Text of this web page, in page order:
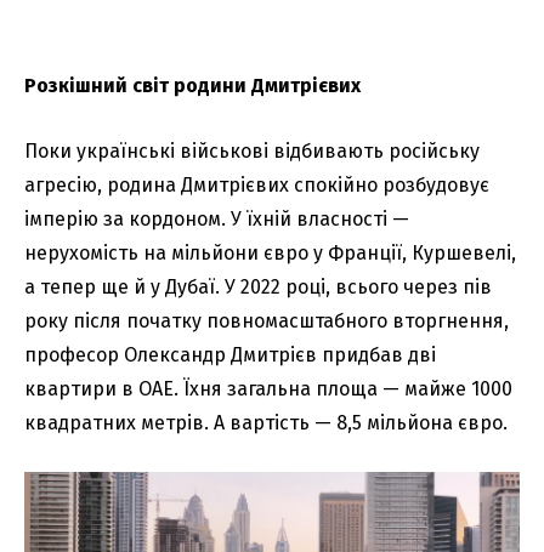
Розкішний світ родини Дмитрієвих
Поки українські військові відбивають російську
агресію, родина Дмитрієвих спокійно розбудовує
імперію за кордоном. У їхній власності —
нерухомість на мільйони євро у Франції, Куршевелі,
а тепер ще й у Дубаї. У 2022 році, всього через пів
року після початку повномасштабного вторгнення,
професор Олександр Дмитрієв придбав дві
квартири в ОАЕ. Їхня загальна площа — майже 1000
квадратних метрів. А вартість — 8,5 мільйона євро.